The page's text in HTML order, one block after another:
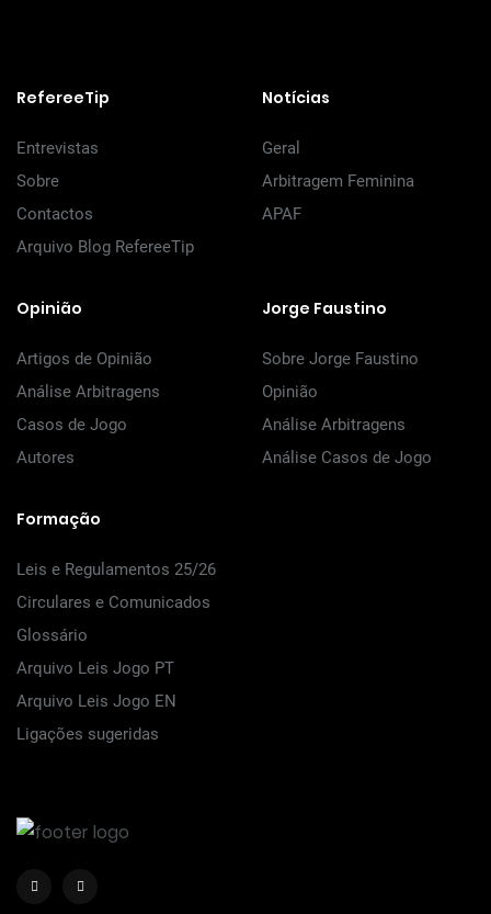
RefereeTip
Entrevistas
Sobre
Contactos
Arquivo Blog RefereeTip
Notícias
Geral
Arbitragem Feminina
APAF
Opinião
Artigos de Opinião
Análise Arbitragens
Casos de Jogo
Autores
Jorge Faustino
Sobre Jorge Faustino
Opinião
Análise Arbitragens
Análise Casos de Jogo
Formação
Leis e Regulamentos 25/26
Circulares e Comunicados
Glossário
Arquivo Leis Jogo PT
Arquivo Leis Jogo EN
Ligações sugeridas